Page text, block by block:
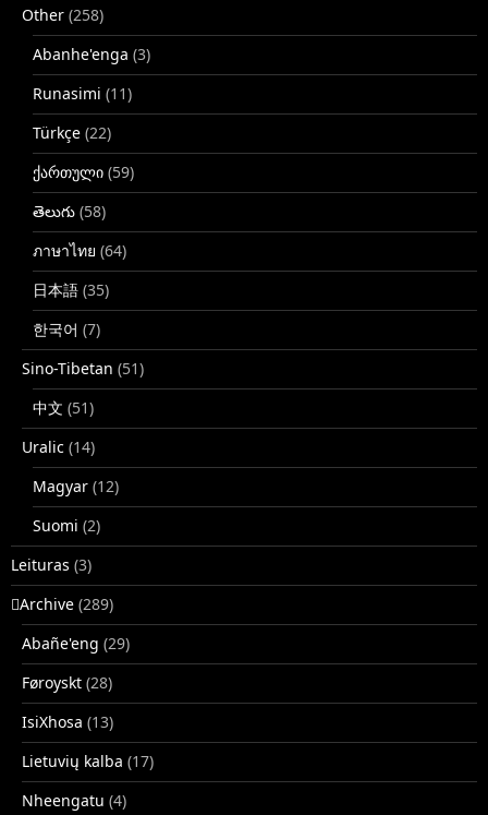
Other (258)
Abanhe'enga (3)
Runasimi (11)
Türkçe (22)
ქართული (59)
తెలుగు (58)
ภาษาไทย (64)
日本語 (35)
한국어 (7)
Sino-Tibetan (51)
中文 (51)
Uralic (14)
Magyar (12)
Suomi (2)
Leituras (3)
􏿽Archive (289)
Abañe'eng (29)
Føroyskt (28)
IsiXhosa (13)
Lietuvių kalba (17)
Nheengatu (4)